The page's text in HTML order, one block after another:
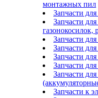
монтажных пил
Запчасти
Запчасти
газонокосилок,
Запчасти
Запчасти
Запчасти
Запчасти
Запчасти
Запчасти к